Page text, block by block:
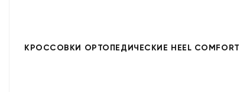
КРОССОВКИ ОРТОПЕДИЧЕСКИЕ HEEL COMFORT